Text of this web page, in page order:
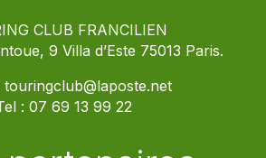
CLUB FRANCILIEN
9 Villa d’Este 75013 Paris.
touringclub@laposte.net
: 07 69 13 99 22